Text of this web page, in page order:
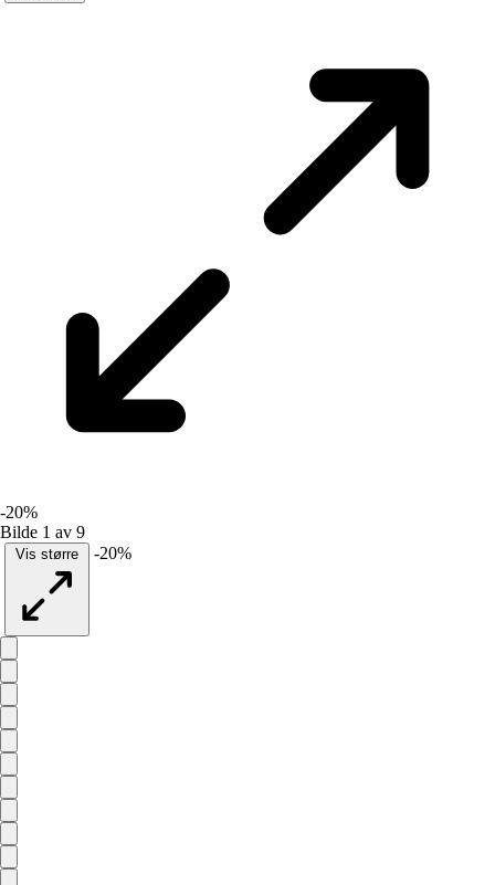
-20%
Bilde 1 av 9
Vis større -20%